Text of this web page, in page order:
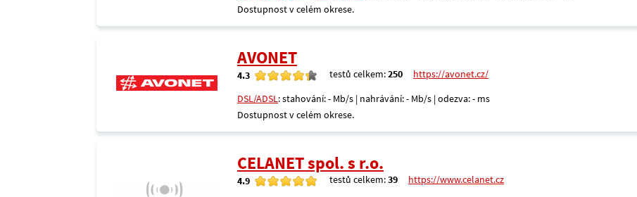
Dostupnost v celém okrese.
AVONET
4.3 testů celkem:250
https://avonet.cz/
DSL/ADSL: stahování: - Mb/s | nahrávání: - Mb/s | odezva: - ms
Dostupnost v celém okrese.
CELANET spol. s r.o.
4.9 testů celkem:39
https://www.celanet.cz